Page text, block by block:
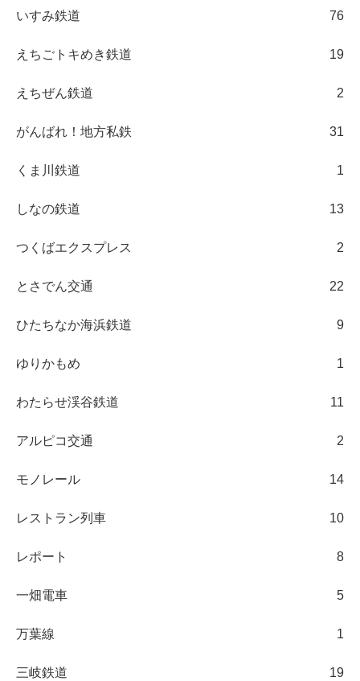
いすみ鉄道 76
えちごトキめき鉄道 19
えちぜん鉄道 2
がんばれ！地方私鉄 31
くま川鉄道 1
しなの鉄道 13
つくばエクスプレス 2
とさでん交通 22
ひたちなか海浜鉄道 9
ゆりかもめ 1
わたらせ渓谷鉄道 11
アルピコ交通 2
モノレール 14
レストラン列車 10
レポート 8
一畑電車 5
万葉線 1
三岐鉄道 19